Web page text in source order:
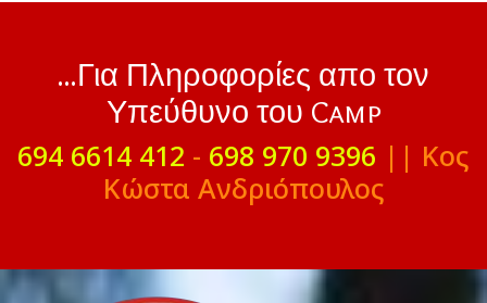
...Για Πληροφορίες απο τον
Υπεύθυνο του Camp
694 6614 412 - 698 970 9396 || Κος
Κώστα Ανδριόπουλος